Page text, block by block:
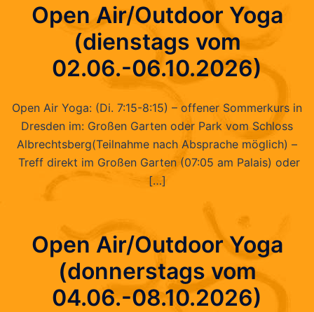
Open Air/Outdoor Yoga
(dienstags vom
02.06.-06.10.2026)
Open Air Yoga: (Di. 7:15-8:15) – offener Sommerkurs in
Dresden im: Großen Garten oder Park vom Schloss
Albrechtsberg(Teilnahme nach Absprache möglich) –
Treff direkt im Großen Garten (07:05 am Palais) oder
[…]
Open Air/Outdoor Yoga
(donnerstags vom
04.06.-08.10.2026)